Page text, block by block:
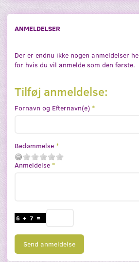
ANMELDELSER
Der er endnu ikke nogen anmeldelser
for hvis du vil anmelde som den første.
Tilføj anmeldelse:
Fornavn og Efternavn(e)
Bedømmelse
Anmeldelse
Send anmeldelse